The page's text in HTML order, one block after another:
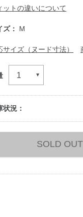
ットの違いについて
ズ： M
サイズ（ヌード寸法）
状況：
SOLD OUT